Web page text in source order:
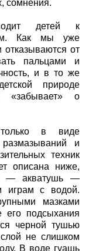
сомнения.
детей к
Как мы уже
отказываются от
пальцами и
и в то же
природе
«забывает» о
в виде
размазываний и
техник
описана ниже,
— акватушь —
играм с водой.
мазками
его подсыхания
черной тушью
не слишком
В воде гуашь